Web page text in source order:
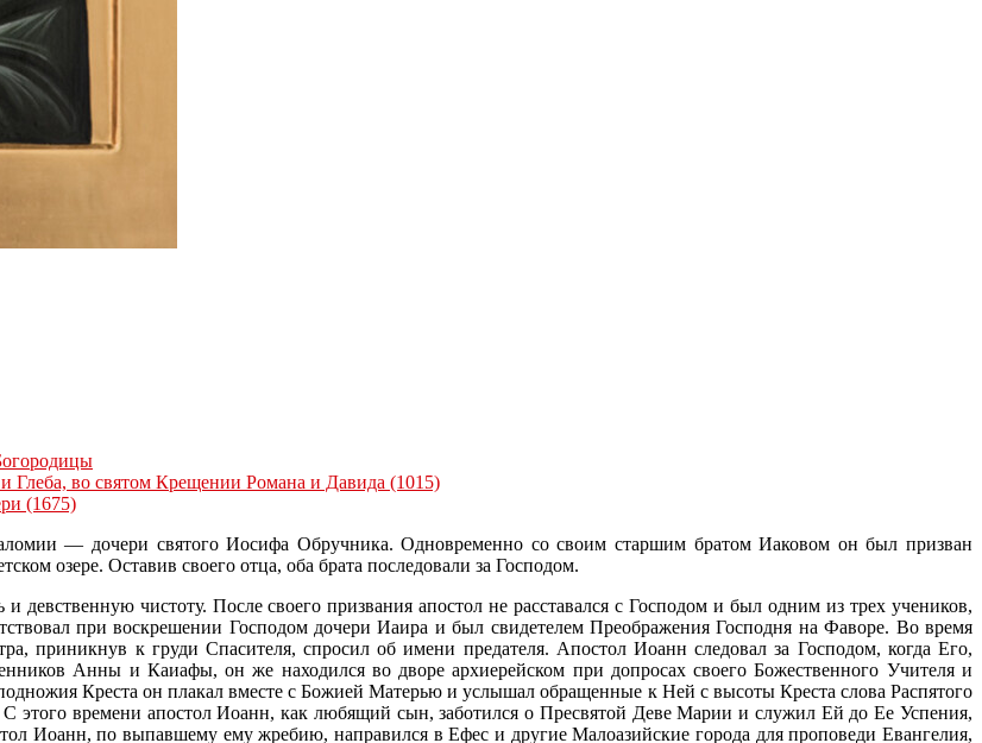
Глеба, во святом Крещении Романа и Давида (1015)
(1675)
— дочери святого Иосифа Обручника. Одновременно со своим старшим братом Иаковом он был призван
озере. Оставив своего отца, оба брата последовали за Господом.
чистоту. После своего призвания апостол не расставался с Господом и был одним из трех учеников,
при воскрешении Господом дочери Иаира и был свидетелем Преображения Господня на Фаворе. Во время
приникнув к груди Спасителя, спросил об имени предателя. Апостол Иоанн следовал за Господом, когда Его,
Анны и Каиафы, он же находился во дворе архиерейском при допросах своего Божественного Учителя и
Креста он плакал вместе с Божией Матерью и услышал обращенные к Ней с высоты Креста слова Распятого
времени апостол Иоанн, как любящий сын, заботился о Пресвятой Деве Марии и служил Ей до Ее Успения,
Иоанн, по выпавшему ему жребию, направился в Ефес и другие Малоазийские города для проповеди Евангелия,